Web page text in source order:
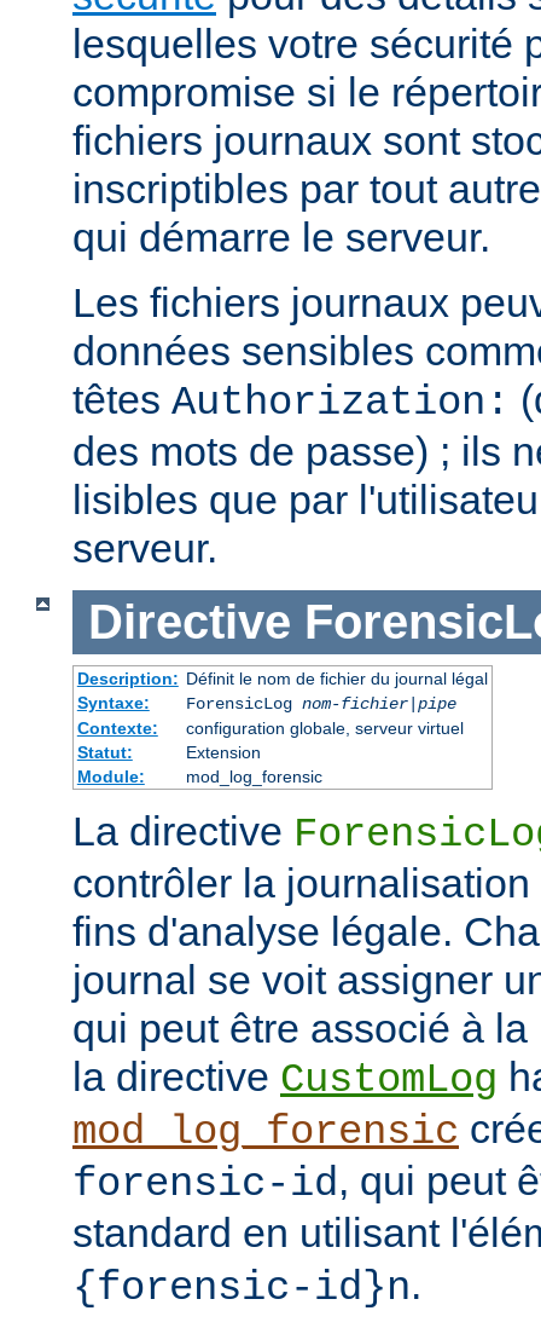
lesquelles votre sécurité
compromise si le
fichiers journaux sont
inscriptibles par tout
qui démarre le serveur.
Les fichiers journaux
données sensibles
têtes Authorization:
des mots de passe) ; ils
lisibles que par
serveur.
Directive
Description: Définit le nom de fichier du journal légal
Syntaxe:
ForensicLog nom-fichier| pipe
Contexte:
configuration globale, serveur virtuel
Statut:
Extension
Module:
mod_log_forensic
La directive
contrôler la
fins d'analyse légale.
journal se voit assigner
qui peut être associé à
la directive CustomLog
mod_log_forensic
forensic-id, qui peut
standard en utilisant
{forensic-id}n.